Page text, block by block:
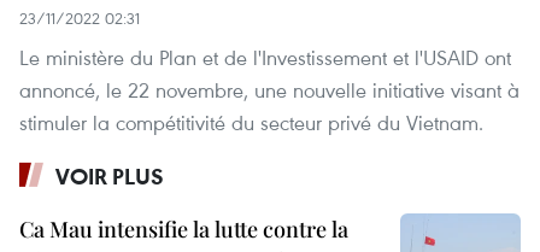
23/11/2022 02:31
Le ministère du Plan et de l'Investissement et l'USAID ont
annoncé, le 22 novembre, une nouvelle initiative visant à
stimuler la compétitivité du secteur privé du Vietnam.
VOIR PLUS
Ca Mau intensifie la lutte contre la